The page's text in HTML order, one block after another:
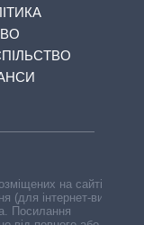
на сайті,
(для інтернет-видань
Посилання